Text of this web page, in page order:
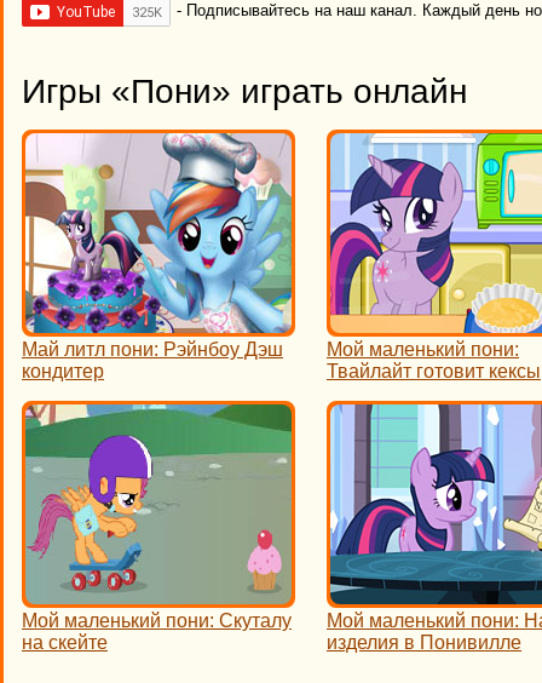
- Подписывайтесь на наш канал. Каждый день
Игры «Пони» играть онлайн
Май литл пони: Рэйнбоу Дэш
кондитер
Мой маленький пони:
Твайлайт готовит кексы
Мой маленький пони: Скуталу
на скейте
Мой маленький пони:
изделия в Понивилле